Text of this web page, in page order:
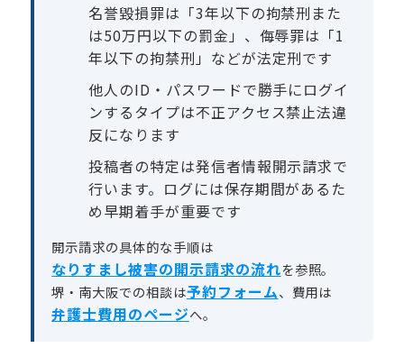
名誉毀損罪は「3年以下の拘禁刑また
は50万円以下の罰金」、侮辱罪は「1
年以下の拘禁刑」などが法定刑です
他人のID・パスワードで勝手にログイ
ンするタイプは不正アクセス禁止法違
反になります
投稿者の特定は発信者情報開示請求で
行います。ログには保存期間があるた
め早期着手が重要です
開示請求の具体的な手順は
なりすまし被害の開示請求の流れを参照。
堺・南大阪での相談は予約フォーム、費用は
弁護士費用のページへ。